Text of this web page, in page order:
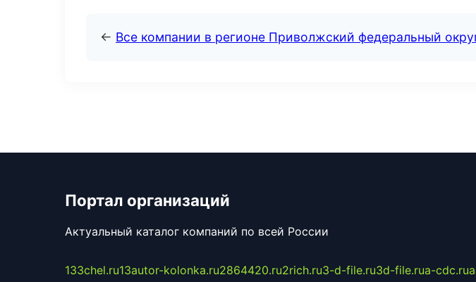
← Все компании в регионе Приволжский федеральный
Портал организаций
Актуальный каталог компаний по всей России
133chel.ru13autor-kolonka.ru2864420.ru2rich.ru3-d-file.ru3d-file.rua-cdc.ru